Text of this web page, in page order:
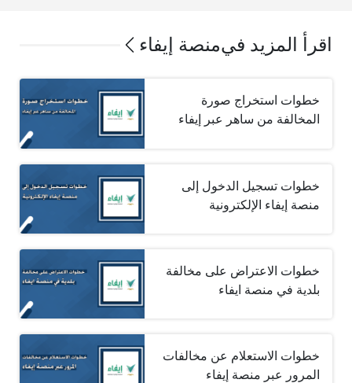
اقرأ المزيد فيمنصة إيفاء
خطوات استخراج صورة
المخالفة من ساهر عبر إيفاء
خطوات تسجيل الدخول إلى
منصة إيفاء الإلكترونية
خطوات الاعتراض على مخالفة
بلدية في منصة ايفاء
خطوات الاستعلام عن مخالفات
المرور عبر منصة إيفاء